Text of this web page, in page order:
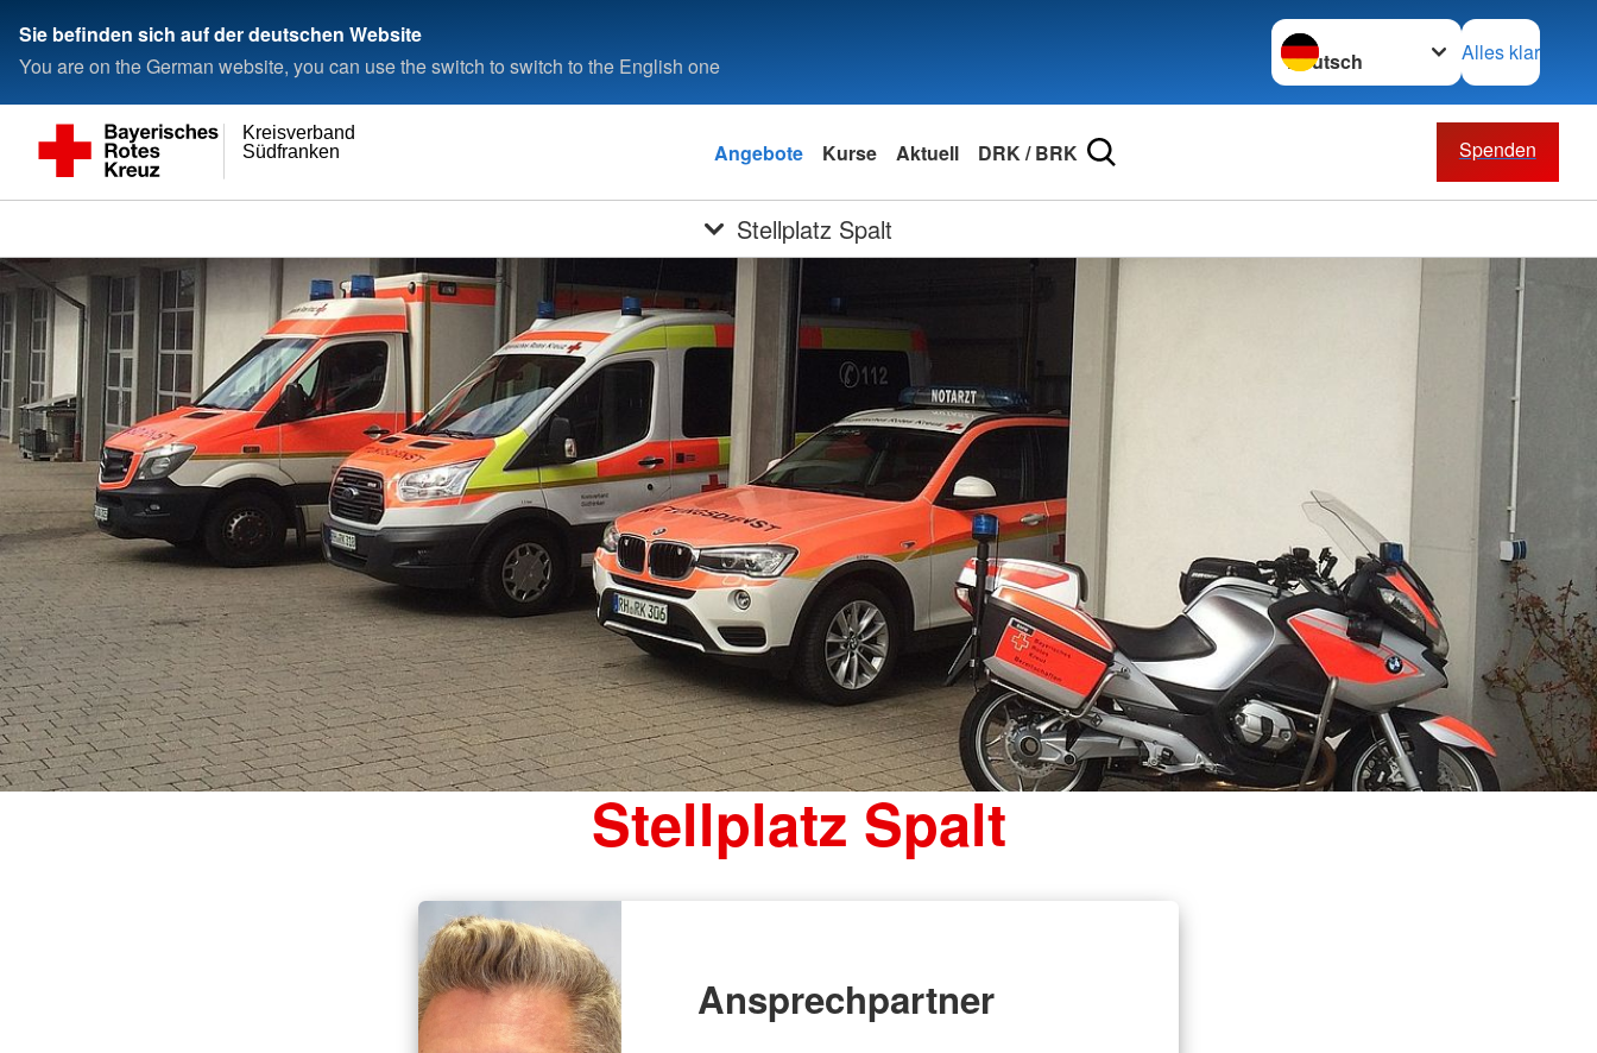
Sie befinden sich auf der deutschen Website
You are on the German website, you can use the switch to switch to the English one
Sprache wechseln zu
Alles klar
Südfranken
Kreisverband
Angebote Kurse Aktuell DRK / BRK Spenden
Stellplatz Spalt
Stellplatz Spalt
Ansprechpartner